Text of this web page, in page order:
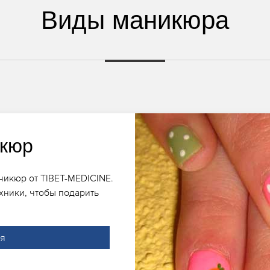
Виды маникюра
от TIBET-MEDICINE.
чтобы подарить